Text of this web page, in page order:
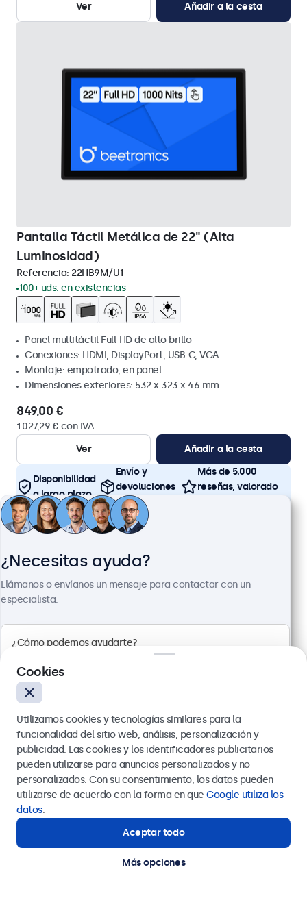
Ver
Añadir a la cesta
Pantalla Táctil Metálica de 22" (Alta
Luminosidad)
Referencia: 22HB9M/U1
100+ uds. en existencias
Panel multitáctil Full-HD de alto brillo
Conexiones: HDMI, DisplayPort, USB-C, VGA
Montaje: empotrado, en panel
Dimensiones exteriores: 532 x 323 x 46 mm
849,00 €
1.027,29 € con IVA
Ver
Añadir a la cesta
Disponibilidad
a largo plazo
Envío y
devoluciones
gratis
Más de 5.000
reseñas, valorado
Pantalla Táctil Metálica de 24"
Referencia:24TS7M
100+ uds. en existencias
Panel multitáctil Full HD
Conexiones: HDMI, DisplayPort, USB-C, VGA
Montaje: escritorio, pared, empotrado
¿Necesitas ayuda?
Llámanos o envíanos un mensaje para contactar con un
especialista.
Enviar
Estamos aquí para ayudarte.
Cookies
Utilizamos cookies y tecnologías similares para la
funcionalidad del sitio web, análisis, personalización y
publicidad. Las cookies y los identificadores publicitarios
pueden utilizarse para anuncios personalizados y no
personalizados. Con su consentimiento, los datos pueden
utilizarse de acuerdo con la forma en que Google utiliza los
datos.
Aceptar todo
Más opciones